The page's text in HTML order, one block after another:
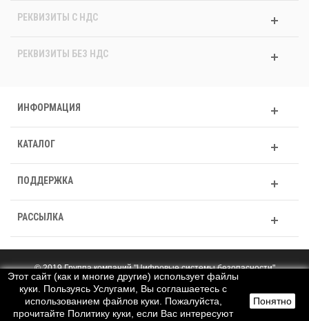
РЕКВИЗИТЫ C НДС
РЕКВИЗИТЫ БЕЗ НДС
ИНФОРМАЦИЯ
КАТАЛОГ
ПОДДЕРЖКА
РАССЫЛКА
Этот сайт (как и многие другие) использует файлы
куки. Пользуясь Услугами, Вы соглашаетесь с
использованием файлов куки. Пожалуйста,
прочитайте Политику куки, если Вас интересуют
Понятно
© 2019 Группа компаний "Цифровые системы безопасности"
Полная версия